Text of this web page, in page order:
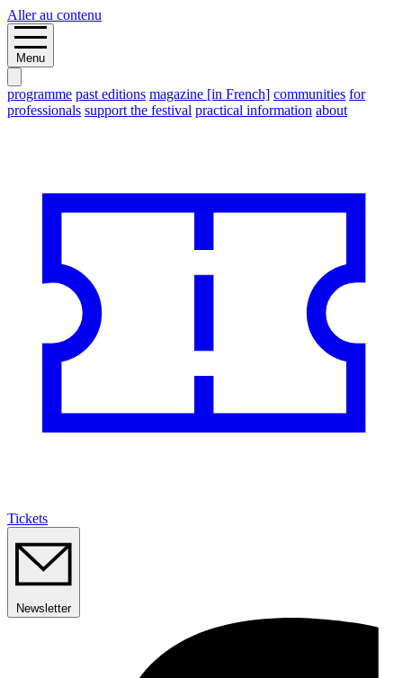
Aller au contenu
Menu
programme past editions magazine [in French] communities for
professionals support the festival practical information about
Tickets
Newsletter